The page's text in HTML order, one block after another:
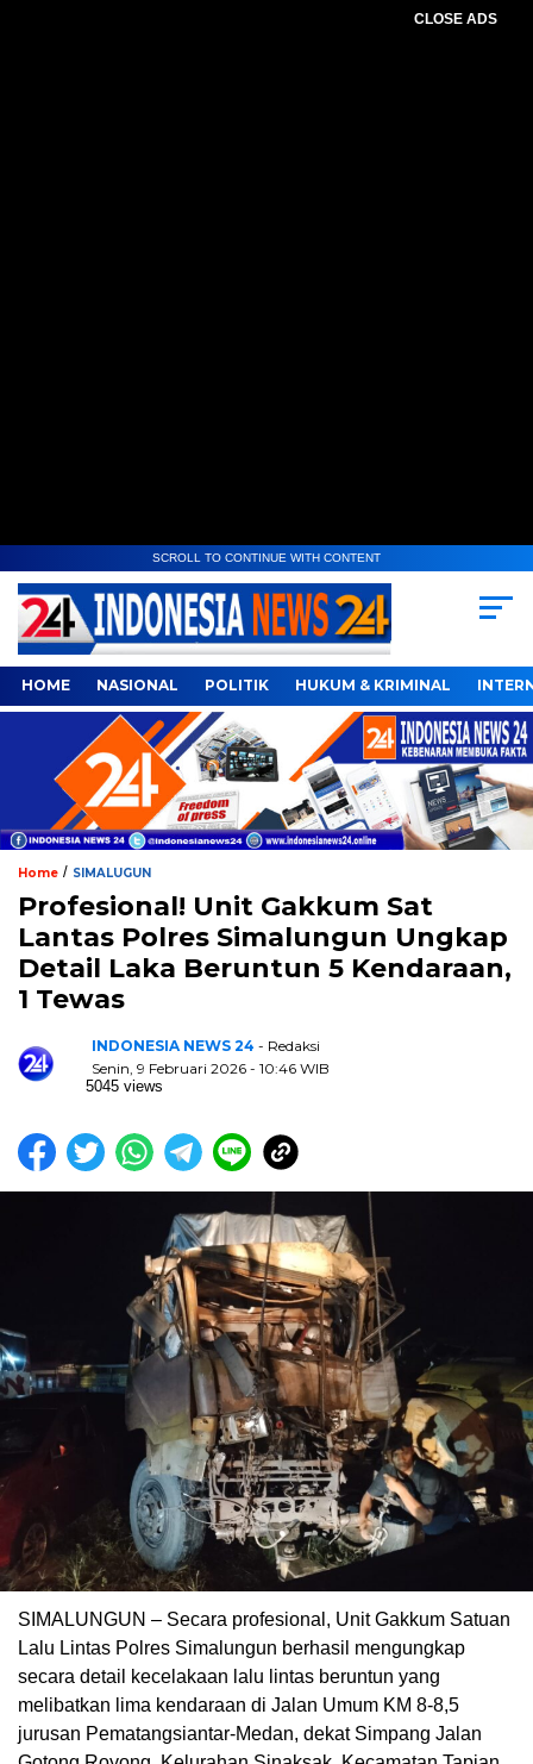
CLOSE ADS
SCROLL TO CONTINUE WITH CONTENT
HOME NASIONAL POLITIK HUKUM & KRIMINAL
Home / SIMALUGUN
Profesional! Unit Gakkum Sat
Lantas Polres Simalungun Ungkap
Detail Laka Beruntun 5 Kendaraan,
1 Tewas
INDONESIA NEWS 24 - Redaksi
Senin, 9 Februari 2026 - 10:46 WIB
5045 views
SIMALUNGUN – Secara profesional, Unit Gakkum Satuan
Lalu Lintas Polres Simalungun berhasil mengungkap
secara detail kecelakaan lalu lintas beruntun yang
melibatkan lima kendaraan di Jalan Umum KM 8-8,5
jurusan Pematangsiantar-Medan, dekat Simpang Jalan